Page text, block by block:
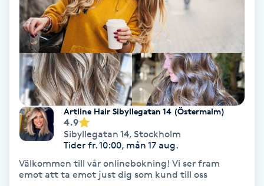
Liktornar
LPG
LPG-behandling
LPG-massage
Artline Hair Sibyllegatan 14 (Östermalm)
4.9
Sibyllegatan 14, Stockholm
Tider fr. 10:00, mån 17 aug.
Välkommen till vår onlinebokning! Vi ser fram
emot att ta emot just dig som kund till oss